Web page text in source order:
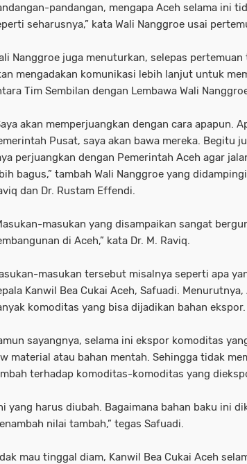
pandangan, mengapa Aceh selama ini
seharusnya,” kata Wali Nanggroe usai
Nanggroe juga menuturkan, selepas
mengadakan komunikasi lebih lanjut untuk
Tim Sembilan dengan Lembawa Wali
akan memperjuangkan dengan cara apapun.
Pusat, saya akan bawa mereka. Begitu
perjuangkan dengan Pemerintah Aceh agar
bagus,” tambah Wali Nanggroe yang
dan Dr. Rustam Effendi.
masukan yang disampaikan sangat
di Aceh,” kata Dr. M. Raviq.
masukan tersebut misalnya seperti apa
Kanwil Bea Cukai Aceh, Safuadi.
komoditas yang bisa dijadikan bahan ekspor.
sayangnya, selama ini ekspor komoditas
material atau bahan mentah. Sehingga tidak
terhadap komoditas-komoditas yang
yang harus diubah. Bagaimana bahan baku ini
nilai tambah,” tegas Safuadi.
mau tinggal diam, Kanwil Bea Cukai Aceh